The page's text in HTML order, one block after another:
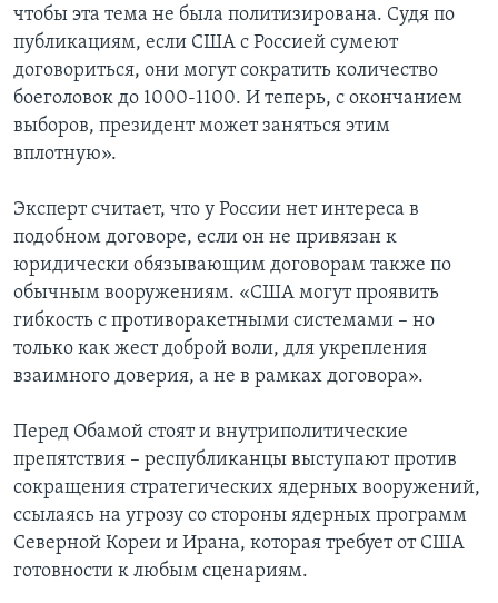
чтобы эта тема не была политизирована. Судя по
публикациям, если США с Россией сумеют
договориться, они могут сократить количество
боеголовок до 1000-1100. И теперь, с окончанием
выборов, президент может заняться этим
вплотную».
Эксперт считает, что у России нет интереса в
подобном договоре, если он не привязан к
юридически обязывающим договорам также по
обычным вооружениям. «США могут проявить
гибкость с противоракетными системами – но
только как жест доброй воли, для укрепления
взаимного доверия, а не в рамках договора».
Перед Обамой стоят и внутриполитические
препятствия – республиканцы выступают против
сокращения стратегических ядерных вооружений,
ссылаясь на угрозу со стороны ядерных программ
Северной Кореи и Ирана, которая требует от США
готовности к любым сценариям.